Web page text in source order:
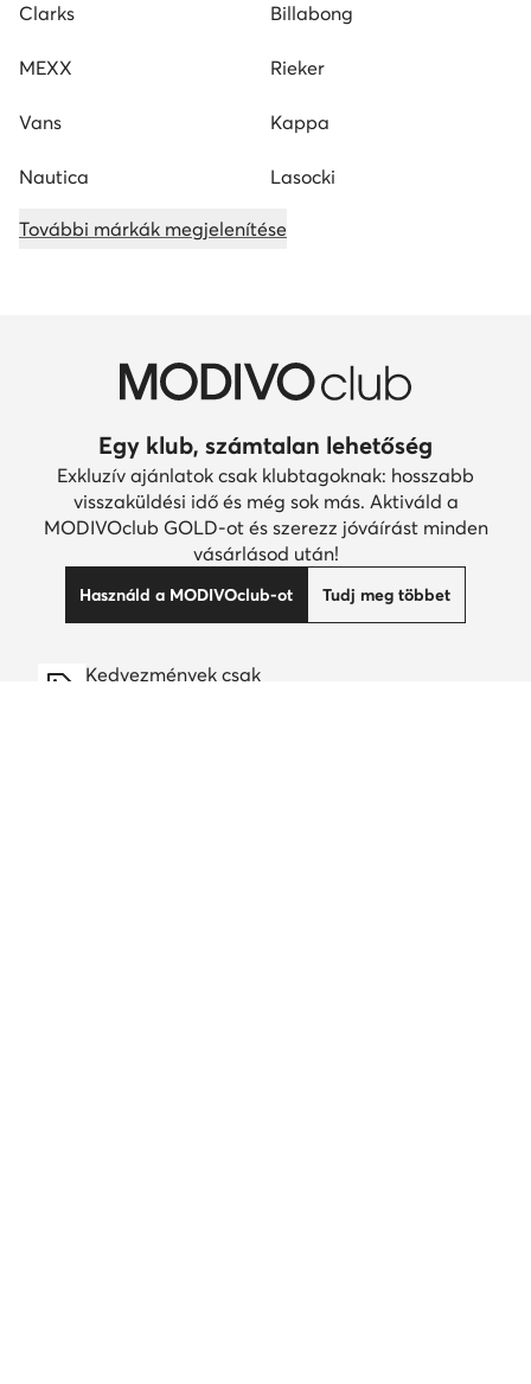
Clarks Billabong
MEXX Rieker
Vans Kappa
Nautica Lasocki
További márkák megjelenítése
Egy klub, számtalan lehetőség
Exkluzív ajánlatok csak klubtagoknak: hosszabb
visszaküldési idő és még sok más. Aktiváld a
MODIVOclub GOLD-ot és szerezz jóváírást minden
vásárlásod után!
Használd a MODIVOclub-ot Tudj meg többet
Kedvezmények csak